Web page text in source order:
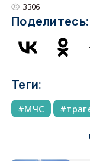
3306
Поделитесь:
Теги:
МЧС